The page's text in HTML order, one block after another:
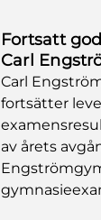
Fortsatt
Carl
Carl
fortsätter
av årets